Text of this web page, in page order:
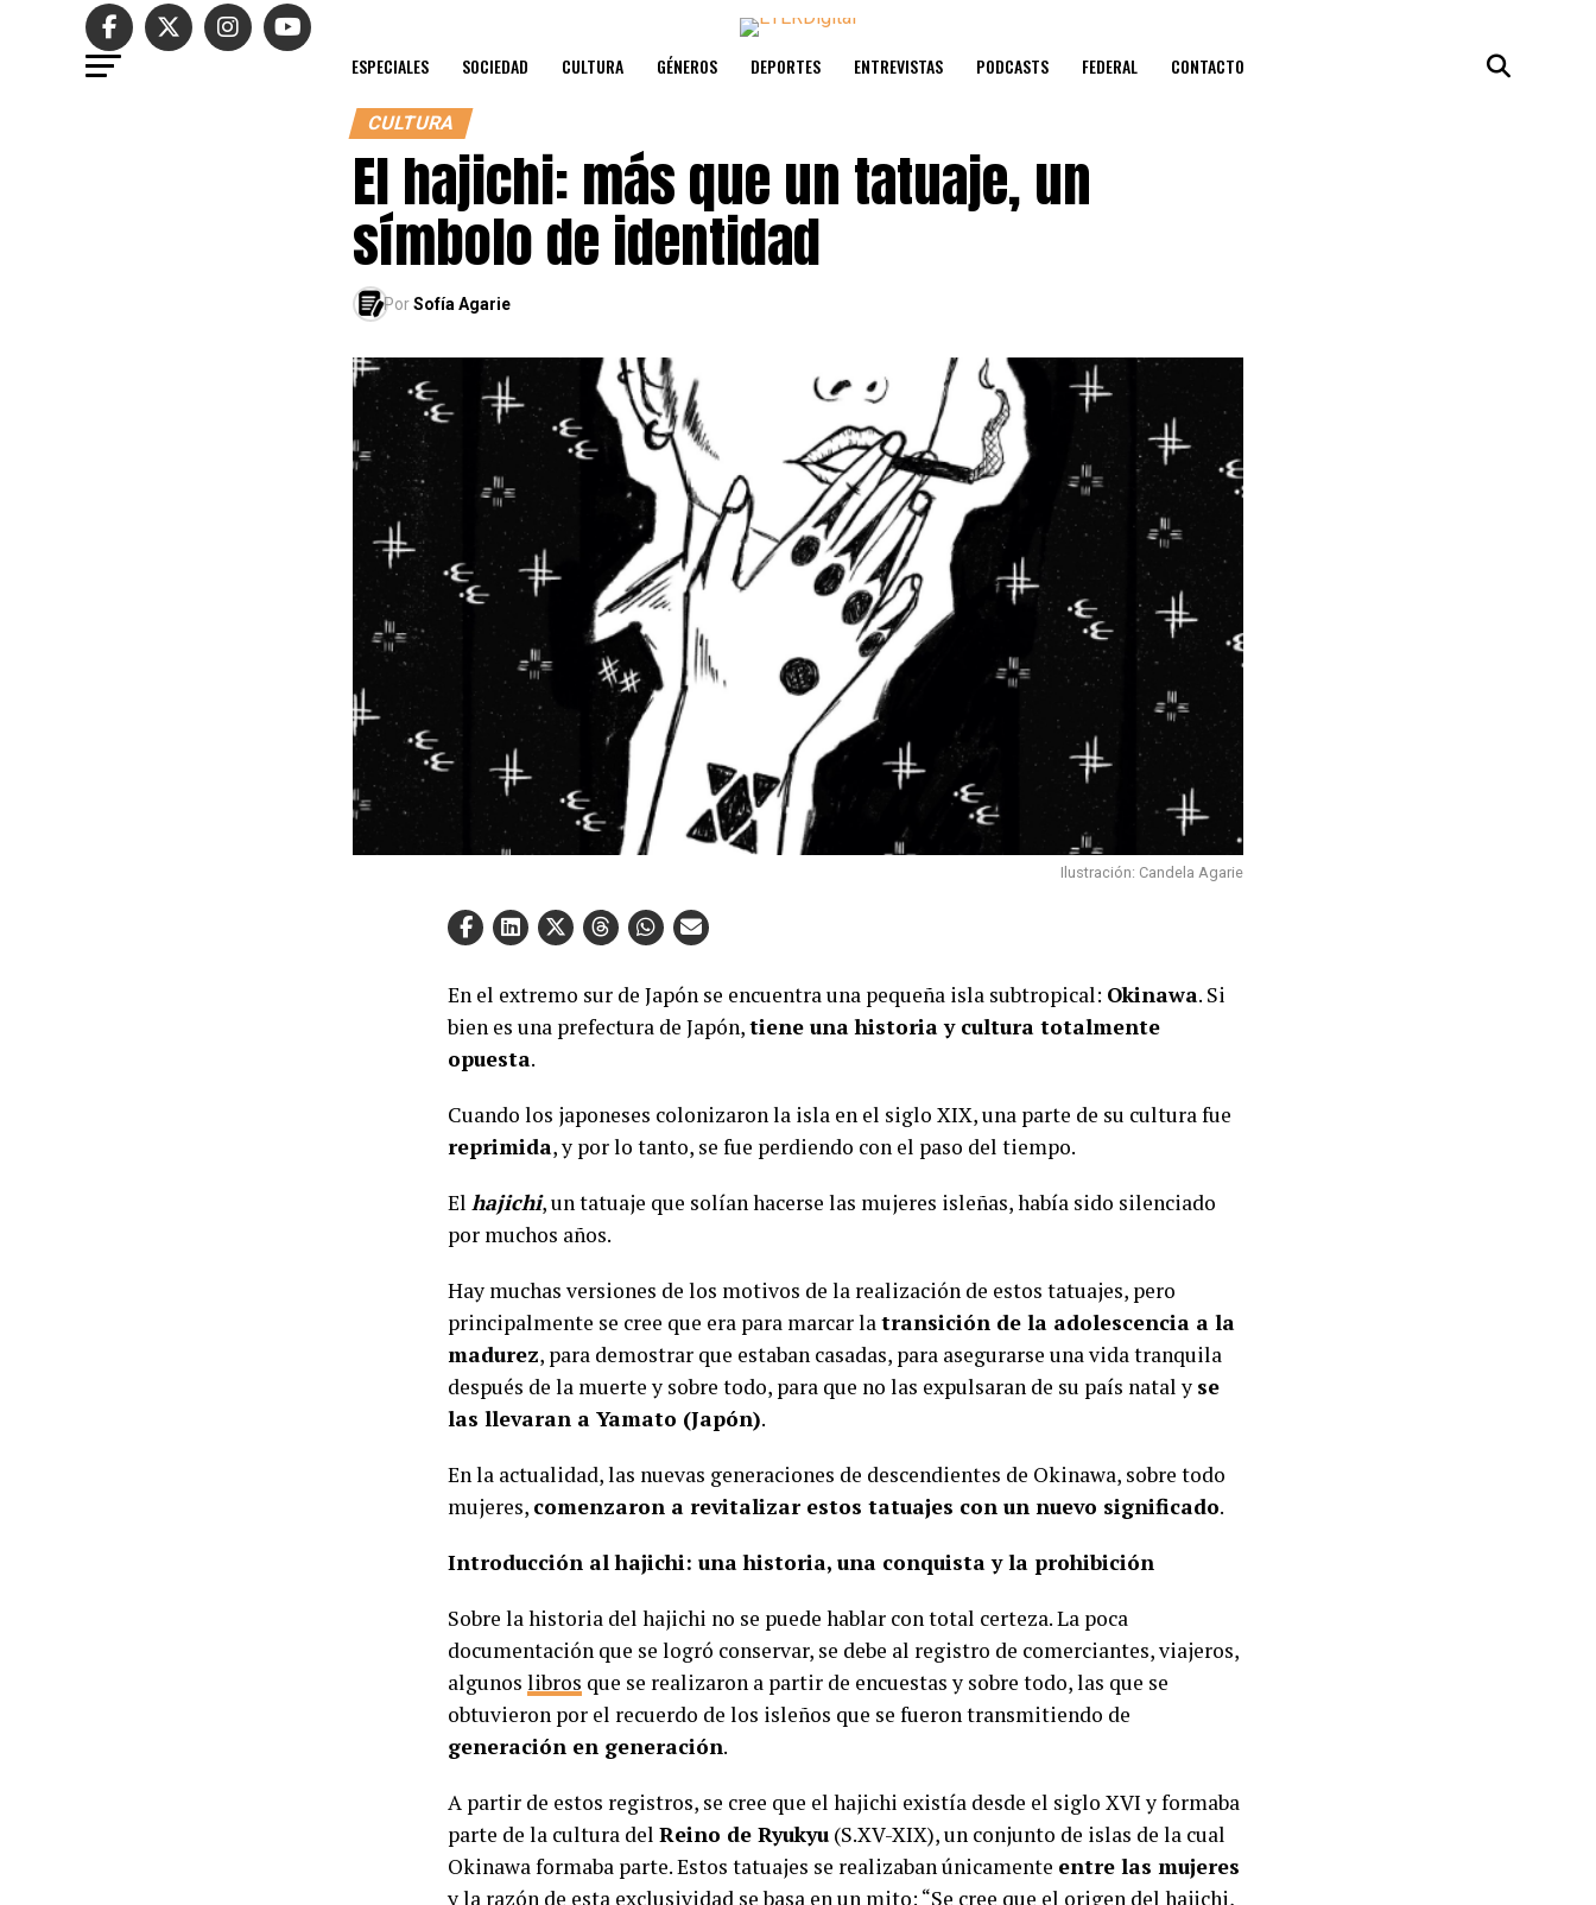
ESPECIALES SOCIEDAD CULTURA GÉNEROS DEPORTES ENTREVISTAS PODCASTS FEDERAL CONTACTO
CULTURA
El hajichi: más que un tatuaje, un
símbolo de identidad
PorSofía Agarie
Ilustración: Candela Agarie
En el extremo sur de Japón se encuentra una pequeña isla subtropical: Okinawa. Si
bien es una prefectura de Japón,tiene una historia y cultura totalmente
opuesta.
Cuando los japoneses colonizaron la isla en el siglo XIX, una parte de su cultura fue
reprimida, y por lo tanto, se fue perdiendo con el paso del tiempo.
El hajichi, un tatuaje que solían hacerse las mujeres isleñas, había sido silenciado
por muchos años.
Hay muchas versiones de los motivos de la realización de estos tatuajes, pero
principalmente se cree que era para marcar latransición de la adolescencia a la
madurez, para demostrar que estaban casadas, para asegurarse una vida tranquila
después de la muerte y sobre todo, para que no las expulsaran de su país natal y se
las llevaran a Yamato (Japón).
En la actualidad, las nuevas generaciones de descendientes de Okinawa, sobre todo
mujeres, comenzaron a revitalizar estos tatuajes con un nuevo significado.
Introducción al hajichi: una historia, una conquista y la prohibición
Sobre la historia del hajichi no se puede hablar con total certeza. La poca
documentación que se logró conservar, se debe al registro de comerciantes, viajeros,
algunos libros que se realizaron a partir de encuestas y sobre todo, las que se
obtuvieron por el recuerdo de los isleños que se fueron transmitiendo de
generación en generación.
A partir de estos registros, se cree que el hajichi existía desde el siglo XVI y formaba
parte de la cultura del Reino de Ryukyu (S.XV-XIX), un conjunto de islas de la cual
Okinawa formaba parte. Estos tatuajes se realizaban únicamente entre las mujeres
y la razón de esta exclusividad se basa en un mito: “Se cree que el origen del hajichi,